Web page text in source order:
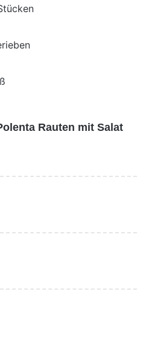
Rauten mit Salat